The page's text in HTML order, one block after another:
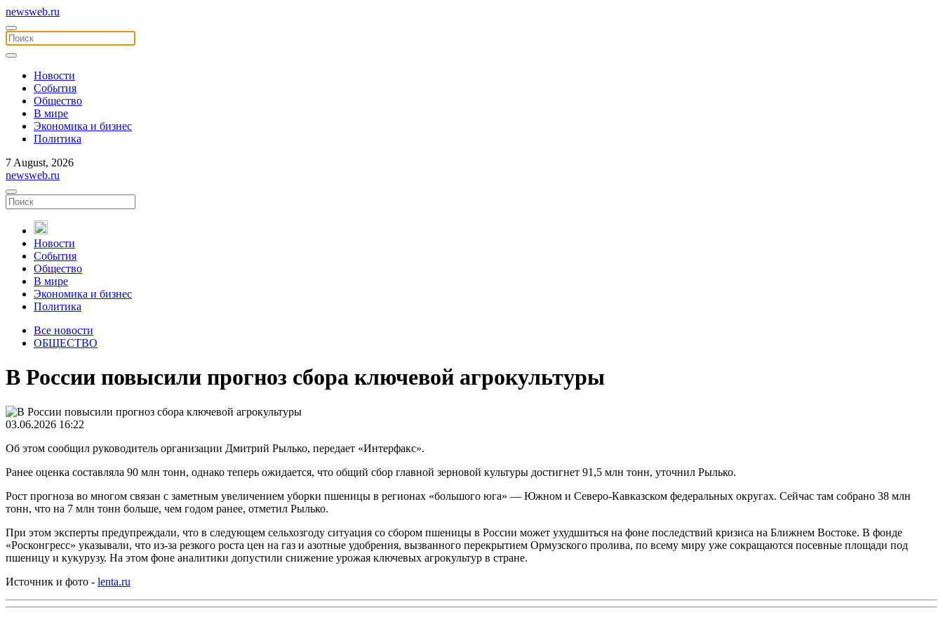
newsweb.ru
Новости
События
Общество
В мире
Экономика и бизнес
Политика
7 August, 2026
newsweb.ru
Новости
События
Общество
В мире
Экономика и бизнес
Политика
Все новости
ОБЩЕСТВО
В России повысили прогноз сбора ключевой агрокультуры
03.06.2026 16:22
Об этом сообщил руководитель организации Дмитрий Рылько, передает «Интерфакс».
Ранее оценка составляла 90 млн тонн, однако теперь ожидается, что общий сбор главной зерновой культуры достигнет 91,5 млн тонн, уточнил Рылько.
Рост прогноза во многом связан с заметным увеличением уборки пшеницы в регионах «большого юга» — Южном и Северо-Кавказском федеральных округах. Сейчас там собрано 38 млн
тонн, что на 7 млн тонн больше, чем годом ранее, отметил Рылько.
При этом эксперты предупреждали, что в следующем сельхозгоду ситуация со сбором пшеницы в России может ухудшиться на фоне последствий кризиса на Ближнем Востоке. В фонде
«Росконгресс» указывали, что из-за резкого роста цен на газ и азотные удобрения, вызванного перекрытием Ормузского пролива, по всему миру уже сокращаются посевные площади под
пшеницу и кукурузу. На этом фоне аналитики допустили снижение урожая ключевых агрокультур в стране.
Источник и фото - lenta.ru